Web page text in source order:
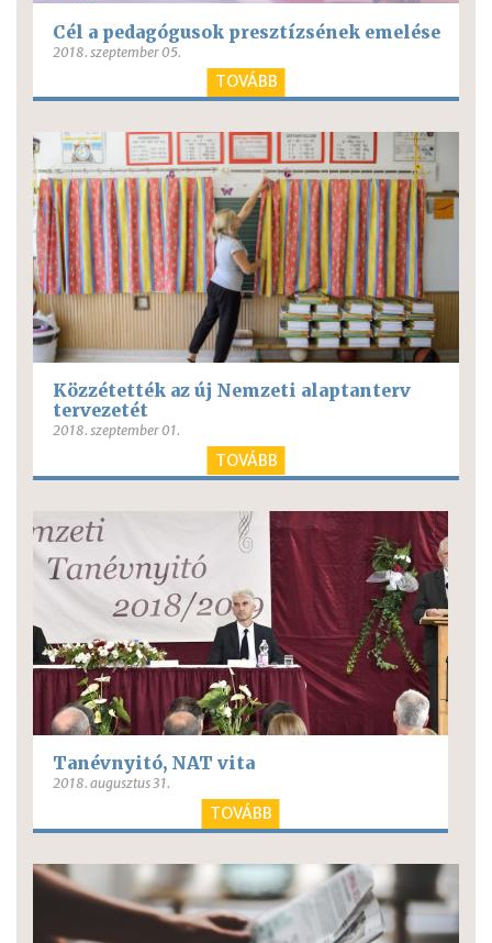
Cél a pedagógusok presztízsének emelése
2018. szeptember 05.
TOVÁBB
Közzétették az új Nemzeti alaptanterv
tervezetét
2018. szeptember 01.
TOVÁBB
Tanévnyitó, NAT vita
2018. augusztus 31.
TOVÁBB